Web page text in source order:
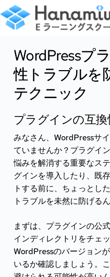
ン
テ
WordPressプ
性トラブルを
テクニック
プラグインの互
みなさん、WordPressサ
ていませんか？プラグイ
悩みを解消する重要なス
グインを導入したり、既
トする前に、ちょっとし
トラブルを未然に防げるん
まずは、プラグインの公
インディレクトリをチェ
WordPressのバージョン
いるか確認しましょう。